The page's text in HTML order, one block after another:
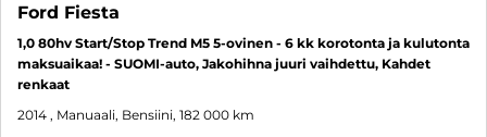
Ford Fiesta
1,0 80hv Start/Stop Trend M5 5-ovinen - 6 kk korotonta ja kulutonta
maksuaikaa! - SUOMI-auto, Jakohihna juuri vaihdettu, Kahdet
renkaat
2014 , Manuaali, Bensiini, 182 000 km